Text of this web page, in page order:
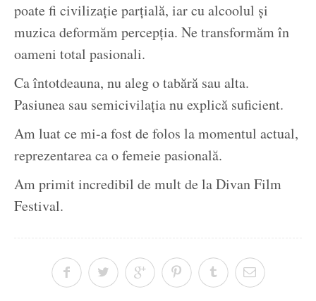
poate fi civilizație parțială, iar cu alcoolul și
muzica deformăm percepția. Ne transformăm în
oameni total pasionali.
Ca întotdeauna, nu aleg o tabără sau alta.
Pasiunea sau semicivilația nu explică suficient.
Am luat ce mi-a fost de folos la momentul actual,
reprezentarea ca o femeie pasională.
Am primit incredibil de mult de la Divan Film
Festival.